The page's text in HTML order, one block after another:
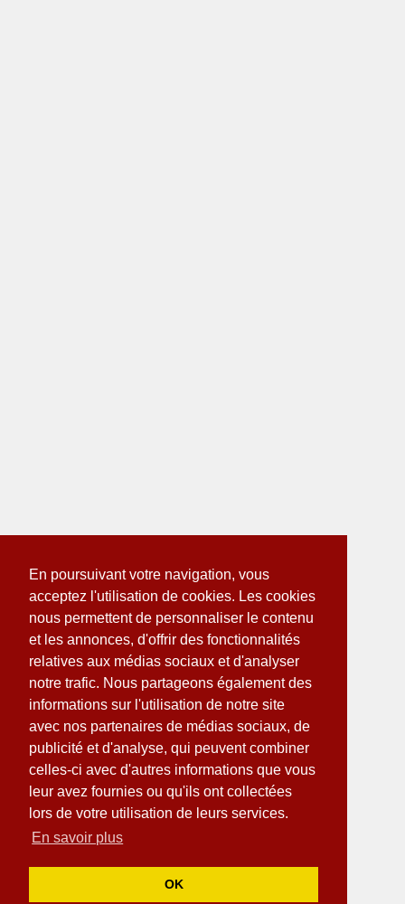
En poursuivant votre navigation, vous
acceptez l'utilisation de cookies. Les cookies
nous permettent de personnaliser le contenu
et les annonces, d'offrir des fonctionnalités
relatives aux médias sociaux et d'analyser
notre trafic. Nous partageons également des
informations sur l'utilisation de notre site
avec nos partenaires de médias sociaux, de
publicité et d'analyse, qui peuvent combiner
celles-ci avec d'autres informations que vous
leur avez fournies ou qu'ils ont collectées
lors de votre utilisation de leurs services.
En savoir plus
OK